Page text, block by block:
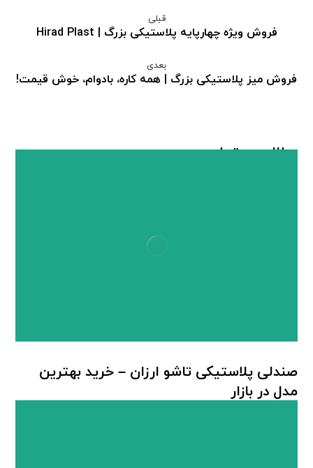
قبلی
فروش ویژه چهارپایه پلاستیکی بزرگ | Hirad Plast
بعدی
فروش میز پلاستیکی بزرگ | همه کاره، با‌دوام، خوش قیمت!
مطالب مرتبط ...
صندلی پلاستیکی تاشو ارزان – خرید بهترین
مدل در بازار